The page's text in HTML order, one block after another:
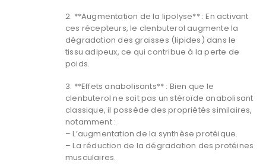
2. **Augmentation de la lipolyse** : En activant
ces récepteurs, le clenbuterol augmente la
dégradation des graisses (lipides) dans le
tissu adipeux, ce qui contribue à la perte de
poids.
3. **Effets anabolisants** : Bien que le
clenbuterol ne soit pas un stéroïde anabolisant
classique, il possède des propriétés similaires,
notamment :
– L’augmentation de la synthèse protéique.
– La réduction de la dégradation des protéines
musculaires.